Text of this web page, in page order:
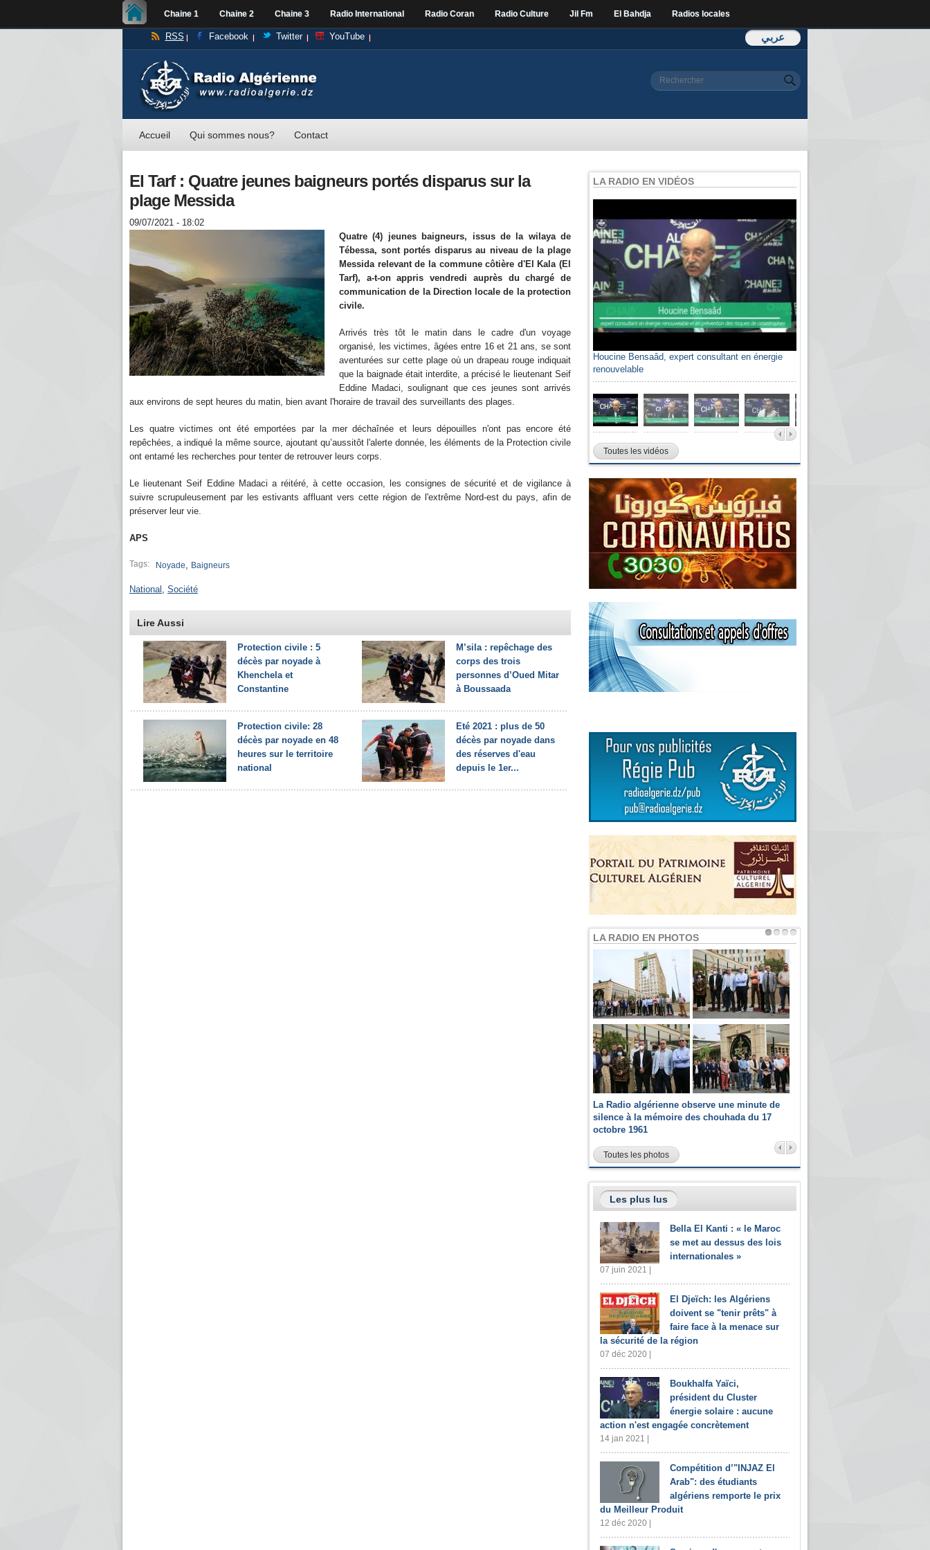
Chaine 1 Chaine 2 Chaine 3 Radio International Radio Coran Radio Culture Jil Fm El Bahdja Radios locales
عربي RSS Facebook Twitter YouTube
Formulaire de
Rechercher
Accueil Qui sommes nous? Contact
El Tarf : Quatre jeunes baigneurs portés disparus sur la
plage Messida
09/07/2021 - 18:02
Quatre (4) jeunes baigneurs, issus de la wilaya de
Tébessa, sont portés disparus au niveau de la plage
Messida relevant de la commune côtière d'El Kala (El
Tarf), a-t-on appris vendredi auprès du chargé de
communication de la Direction locale de la protection
civile.
Arrivés très tôt le matin dans le cadre d'un voyage
organisé, les victimes, âgées entre 16 et 21 ans, se sont
aventurées sur cette plage où un drapeau rouge indiquait
que la baignade était interdite, a précisé le lieutenant Seif
Eddine Madaci, soulignant que ces jeunes sont arrivés
aux environs de sept heures du matin, bien avant l'horaire de travail des surveillants des plages.
Les quatre victimes ont été emportées par la mer déchaînée et leurs dépouilles n'ont pas encore été
repêchées, a indiqué la même source, ajoutant qu’aussitôt l'alerte donnée, les éléments de la Protection civile
ont entamé les recherches pour tenter de retrouver leurs corps.
Le lieutenant Seif Eddine Madaci a réitéré, à cette occasion, les consignes de sécurité et de vigilance à
suivre scrupuleusement par les estivants affluant vers cette région de l'extrême Nord-est du pays, afin de
préserver leur vie.
APS
Tags: Noyade, Baigneurs
National , Société
Lire Aussi
Protection civile : 5
décès par noyade à
Khenchela et
Constantine
M’sila : repêchage des
corps des trois
personnes d’Oued Mitar
à Boussaada
Protection civile: 28
décès par noyade en 48
heures sur le territoire
national
Eté 2021 : plus de 50
décès par noyade dans
des réserves d'eau
depuis le 1er...
LA RADIO EN VIDÉOS
Houcine Bensaâd, expert consultant en énergie
renouvelable
Toutes les vidéos
LA RADIO EN PHOTOS
La Radio algérienne observe une minute de
silence à la mémoire des chouhada du 17
octobre 1961
Toutes les photos
Les plus lus
Bella El Kanti : « le Maroc
se met au dessus des lois
internationales »
07 juin 2021 |
El Djeïch: les Algériens
doivent se "tenir prêts" à
faire face à la menace sur
la sécurité de la région
07 déc 2020 |
Boukhalfa Yaïci,
président du Cluster
énergie solaire : aucune
action n'est engagée concrètement
14 jan 2021 |
Compétition d’"INJAZ El
Arab": des étudiants
algériens remporte le prix
du Meilleur Produit
12 déc 2020 |